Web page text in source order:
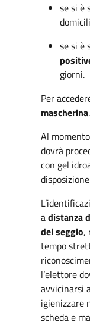
se si è
se si è
giorni.
Per
mascherina.
Al
dovrà
con gel
adistanza
del seggio,
tempo
l’elettore
avvicinarsi
igienizzare
scheda e